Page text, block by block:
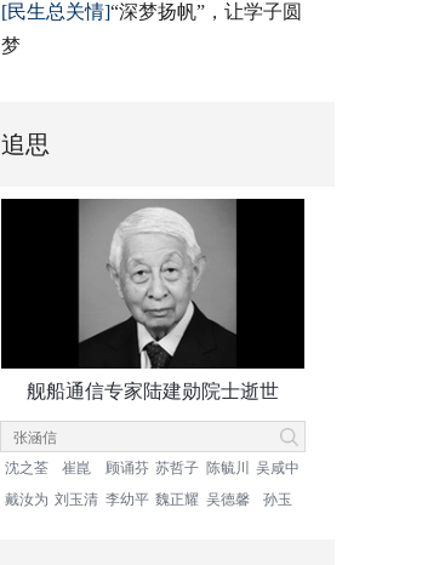
[民生总关情]“深梦扬帆”，让学子圆
梦
追思
舰船通信专家陆建勋院士逝世
沈之荃 崔崑 顾诵芬 苏哲子 陈毓川
吴咸中
戴汝为 刘玉清 李幼平 魏正耀 吴德馨 孙玉